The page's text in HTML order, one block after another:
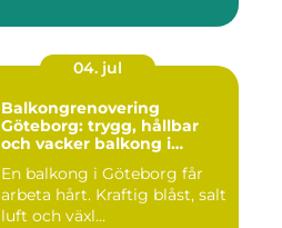
04. jul
Balkongrenovering
Göteborg: trygg, hållbar
och vacker balkong i
En balkong i Göteborg får
arbeta hårt. Kraftig blåst, salt
luft och växl...